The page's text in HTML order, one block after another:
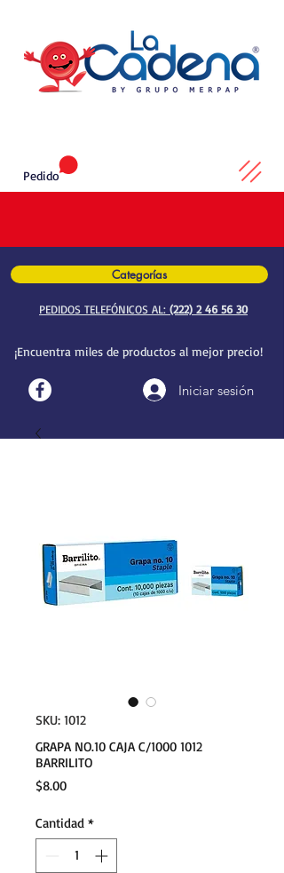
Categorías
PEDIDOS TELEFÓNICOS AL: (222) 2 46 56 30
¡Encuentra miles de productos al mejor precio!
Iniciar sesión
Pedido
SKU: 1012
GRAPA NO.10 CAJA C/1000 1012
BARRILITO
$8.00Precio
Cantidad *